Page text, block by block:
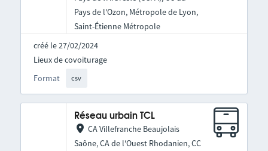
Pays de l'Ozon, Métropole de Lyon,
Saint-Étienne Métropole
créé le 27/02/2024
Format csv
Lieux de covoiturage
Réseau urbain TCL
CA Villefranche Beaujolais
Saône, CA de l'Ouest Rhodanien, CC